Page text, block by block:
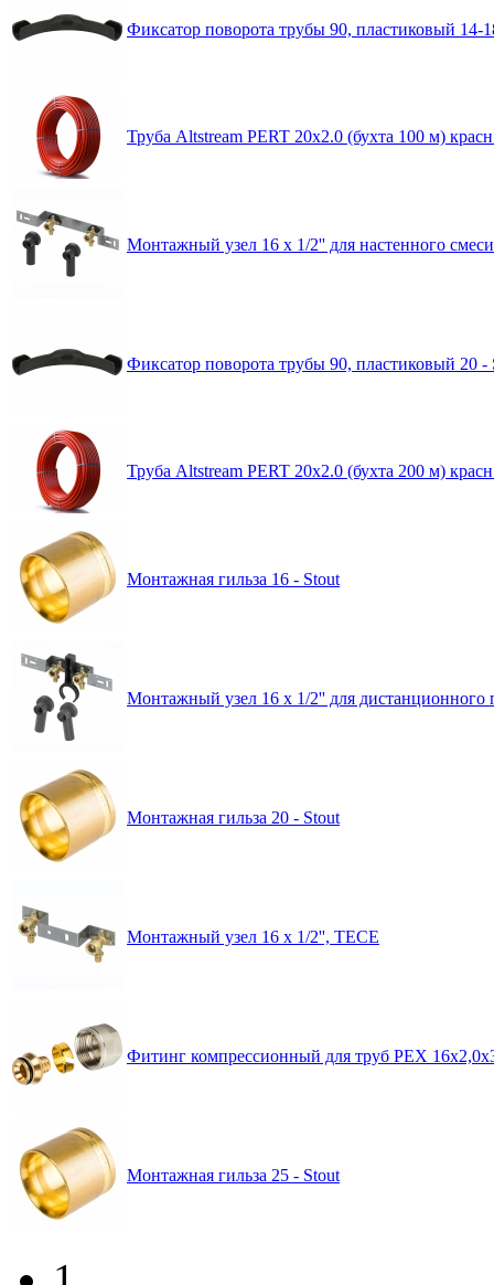
Фиксатор поворота трубы 90, пластиковый 14-
Труба Altstream PERT 20x2.0 (буxта 100 м)
Монтажный узел 16 х 1/2'' для настенного
Фиксатор поворота трубы 90, пластиковый 20 -
Труба Altstream PERT 20x2.0 (буxта 200 м)
Монтажная гильза 16 - Stout
Монтажный узел 16 х 1/2'' для дистанционного
Монтажная гильза 20 - Stout
Монтажный узел 16 х 1/2'', TECE
Фитинг компрессионный для труб PEX
Монтажная гильза 25 - Stout